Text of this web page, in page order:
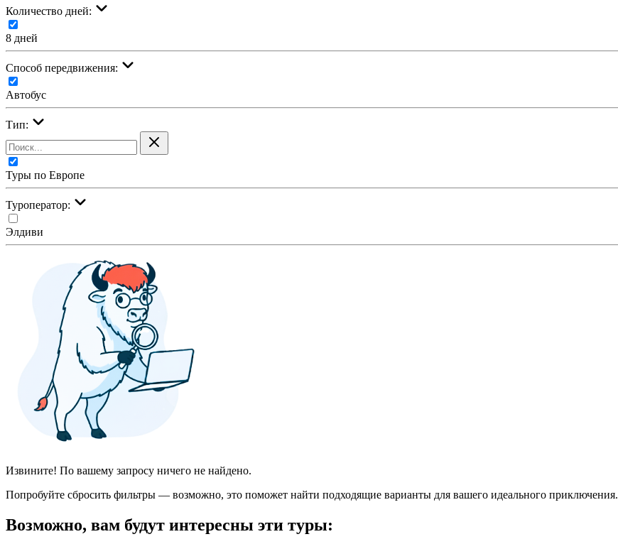
Количество дней:
8 дней
Cпособ передвижения:
Автобус
Тип:
Туры по Европе
Туроператор:
Элдиви
Извините! По вашему запросу ничего не найдено.
Попробуйте сбросить фильтры — возможно, это поможет найти подходящие варианты для вашего идеального приключения.
Возможно, вам будут интересны эти туры: